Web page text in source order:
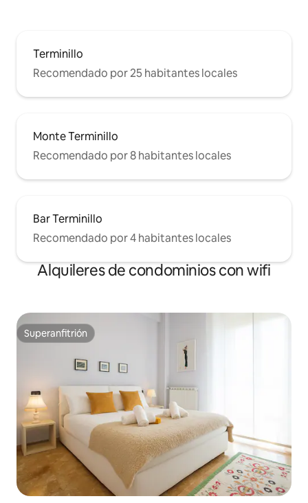
Terminillo
Recomendado por 25 habitantes locales
Monte Terminillo
Recomendado por 8 habitantes locales
Bar Terminillo
Recomendado por 4 habitantes locales
Alquileres de condominios con wifi
Superanfitrión
Superanfitrión